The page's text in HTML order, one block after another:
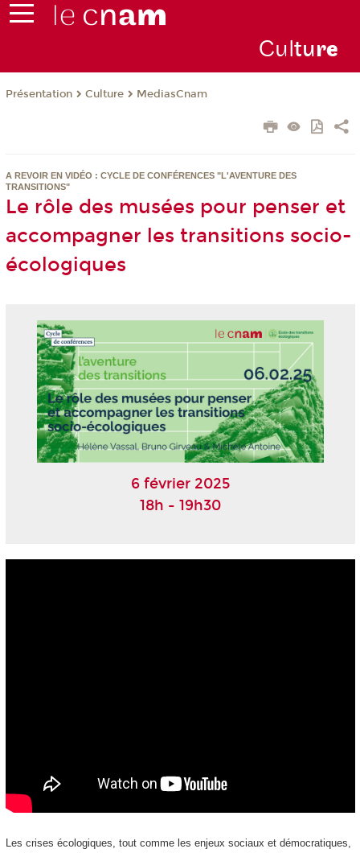
Culture
Présentation Culture MediasCnam
A REVOIR EN VIDÉO : CYCLE DE CONFÉRENCES "L'AVENTURE DES
TRANSITIONS"
Le rôle des musées pour penser et
accompagner les transitions socio-
écologiques
6 février 2025
18h - 19h30
Les crises écologiques, tout comme les enjeux sociaux et démocratiques,